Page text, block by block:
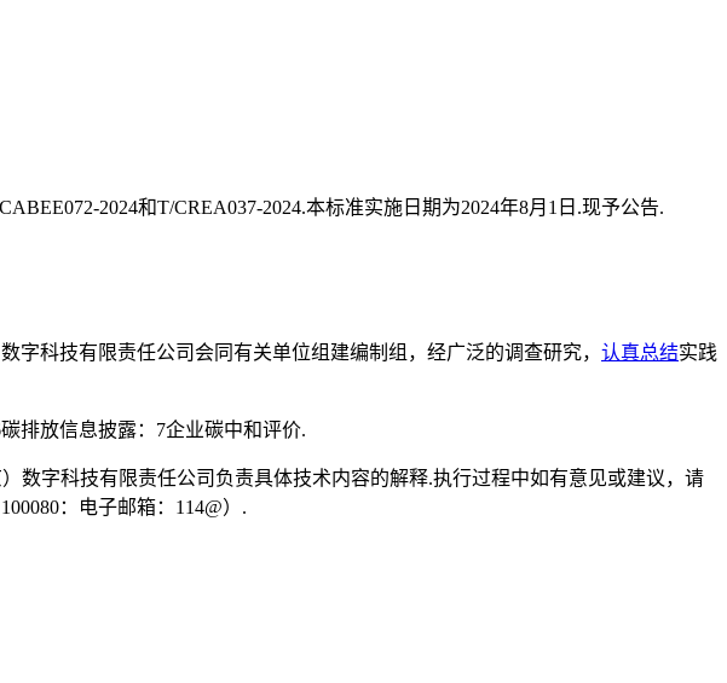
2024和T/CREA037-2024.本标准实施日期为2024年8月1日.现予公告.
科技有限责任公司会同有关单位组建编制组，经广泛的调查研究， 认真总结实践
排放信息披露：7企业碳中和评价.
数字科技有限责任公司负责具体技术内容的解释.执行过程中如有意见或建议，请
：电子邮箱：114@）.